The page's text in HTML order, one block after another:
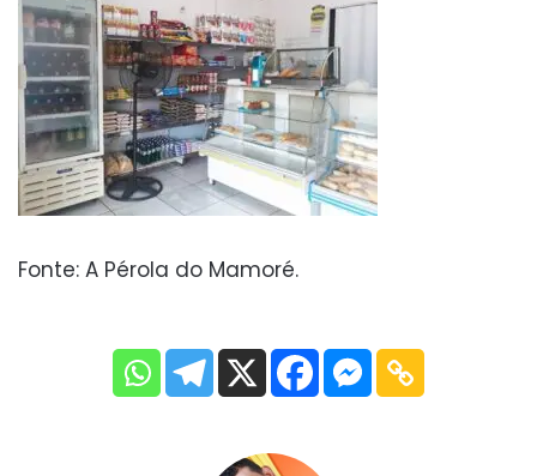
Fonte: A Pérola do Mamoré.